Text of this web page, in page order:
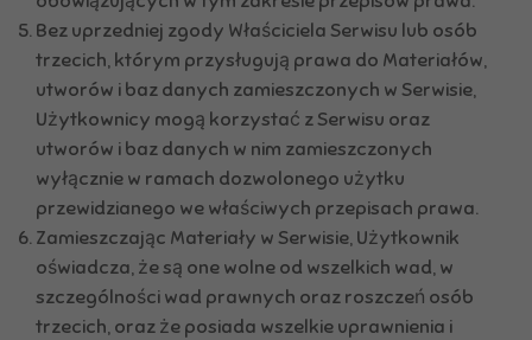
Bez uprzedniej zgody Właściciela Serwisu lub osób
trzecich, którym przysługują prawa do Materiałów,
utworów i baz danych zamieszczonych w Serwisie,
Użytkownicy mogą korzystać z Serwisu oraz
utworów i baz danych w nim zamieszczonych
wyłącznie w ramach dozwolonego użytku
przewidzianego we właściwych przepisach prawa.
Zamieszczając Materiały w Serwisie, Użytkownik
oświadcza, że są one wolne od wszelkich wad, w
szczególności wad prawnych oraz roszczeń osób
trzecich, oraz że posiada wszelkie uprawnienia i